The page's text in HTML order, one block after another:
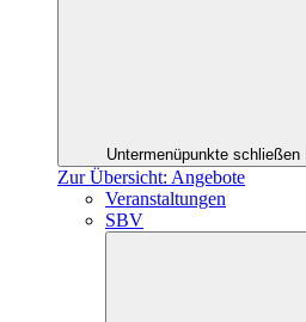
Untermenüpunkte schließen
Zur Übersicht: Angebote
Veranstaltungen
SBV